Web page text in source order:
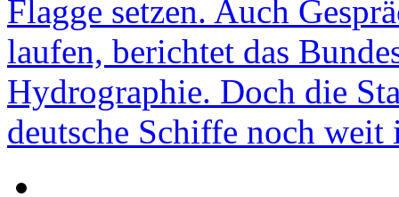
Flagge setzen. Auch
laufen, berichtet das
Hydrographie. Doch die
deutsche Schiffe noch